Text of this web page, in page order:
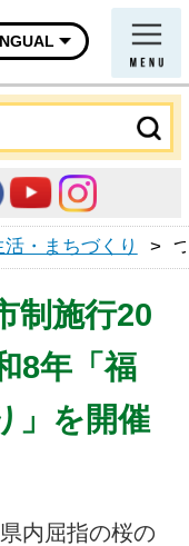
活・まちづくり >
制施行20
8年「福
」を開催
内屈指の桜の